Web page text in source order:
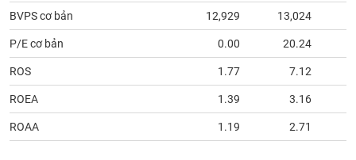
BVPS cơ bản 12,929 13,024
P/E cơ bản 0.00 20.24
ROS 1.77 7.12
ROEA 1.39 3.16
ROAA 1.19 2.71
Dữ
liệu
tài
chính